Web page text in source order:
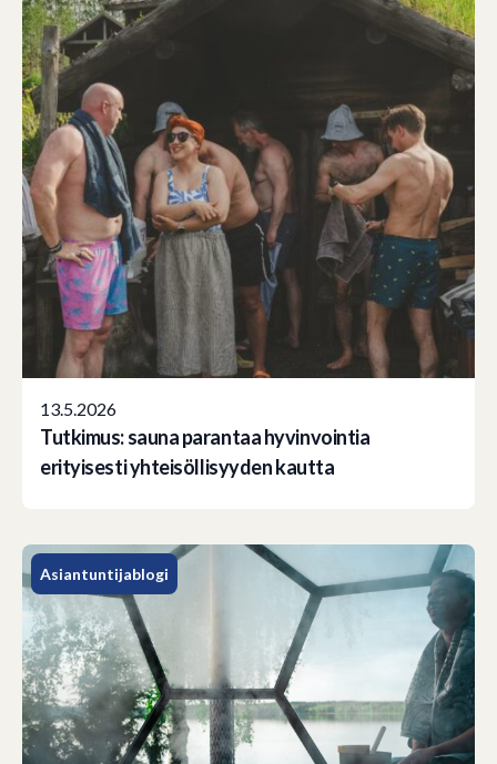
13.5.2026
Tutkimus: sauna parantaa hyvinvointia
erityisesti yhteisöllisyyden kautta
Asiantuntijablogi